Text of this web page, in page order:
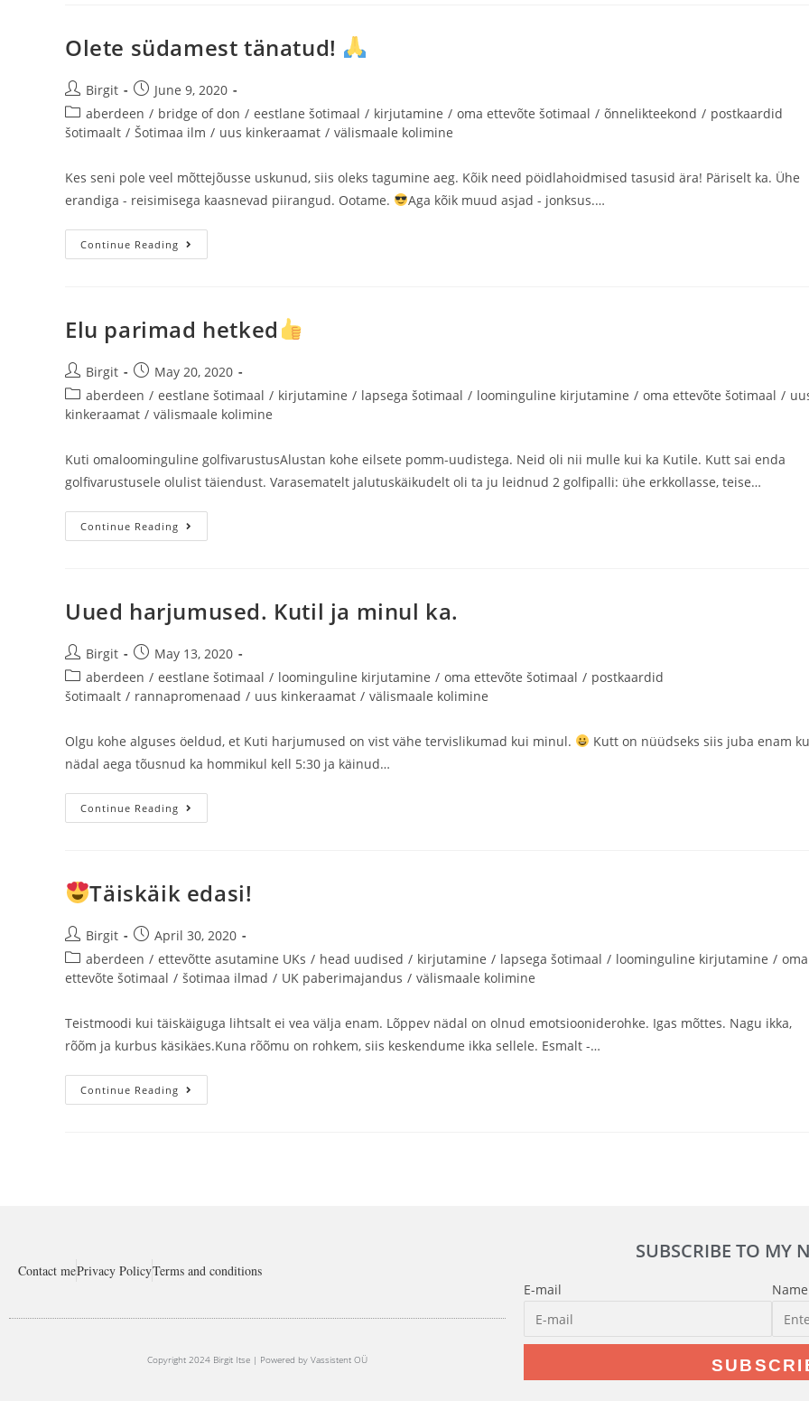
Olete südamest tänatud!
Birgit
June 9, 2020
aberdeen / bridge of don / eestlane šotimaal / kirjutamine / oma ettevõte šotimaal / õnnelikteekond / postkaardid
šotimaalt / Šotimaa ilm / uus kinkeraamat / välismaale kolimine
Kes seni pole veel mõttejõusse uskunud, siis oleks tagumine aeg. Kõik need pöidlahoidmised tasusid ära! Päriselt ka. Ühe
erandiga - reisimisega kaasnevad piirangud. Ootame.
Aga kõik muud asjad - jonksus.…
Continue Reading
Elu parimad hetked
Birgit
May 20, 2020
aberdeen / eestlane šotimaal / kirjutamine / lapsega šotimaal / loominguline kirjutamine / oma ettevõte šotimaal /
kinkeraamat / välismaale kolimine
Kuti omaloominguline golfivarustusAlustan kohe eilsete pomm-uudistega. Neid oli nii mulle kui ka Kutile. Kutt sai enda
golfivarustusele olulist täiendust. Varasematelt jalutuskäikudelt oli ta ju leidnud 2 golfipalli: ühe erkkollasse, teise…
Continue Reading
Uued harjumused. Kutil ja minul ka.
Birgit
May 13, 2020
aberdeen / eestlane šotimaal / loominguline kirjutamine / oma ettevõte šotimaal / postkaardid
šotimaalt / rannapromenaad / uus kinkeraamat / välismaale kolimine
Olgu kohe alguses öeldud, et Kuti harjumused on vist vähe tervislikumad kui minul.
Kutt on nüüdseks siis juba enam
nädal aega tõusnud ka hommikul kell 5:30 ja käinud…
Continue Reading
Täiskäik edasi!
Birgit
April 30, 2020
aberdeen / ettevõtte asutamine UKs / head uudised / kirjutamine / lapsega šotimaal / loominguline kirjutamine / oma
ettevõte šotimaal / šotimaa ilmad / UK paberimajandus / välismaale kolimine
Teistmoodi kui täiskäiguga lihtsalt ei vea välja enam. Lõppev nädal on olnud emotsiooniderohke. Igas mõttes. Nagu ikka,
rõõm ja kurbus käsikäes.Kuna rõõmu on rohkem, siis keskendume ikka sellele. Esmalt -…
Continue Reading
Contact mePrivacy PolicyTerms and conditions
Copyright 2024 Birgit Itse | Powered by Vassistent OÜ
SUBSCRIBE TO MY
E-mail Name